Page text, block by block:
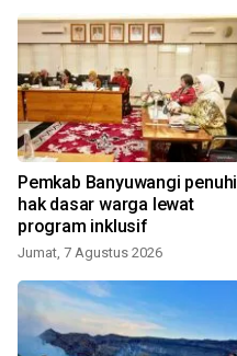
Pemkab Banyuwangi penuhi
hak dasar warga lewat
program inklusif
Jumat, 7 Agustus 2026